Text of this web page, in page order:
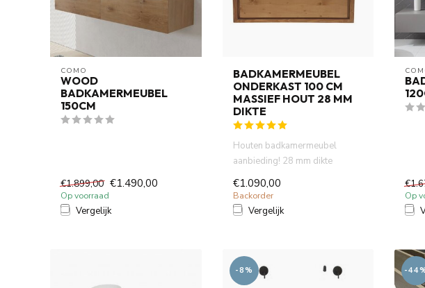
COMO
WOOD
BADKAMERMEUBEL
150CM
€1.899,00 €1.490,00
Op voorraad
Vergelijk
BADKAMERMEUBEL
ONDERKAST 100 CM
MASSIEF HOUT 28 MM
DIKTE
Houten badkamermeubel
aanbieding! 28 mm dikte
softclose...
€1.090,00
Backorder
Vergelijk
Op
-8% -